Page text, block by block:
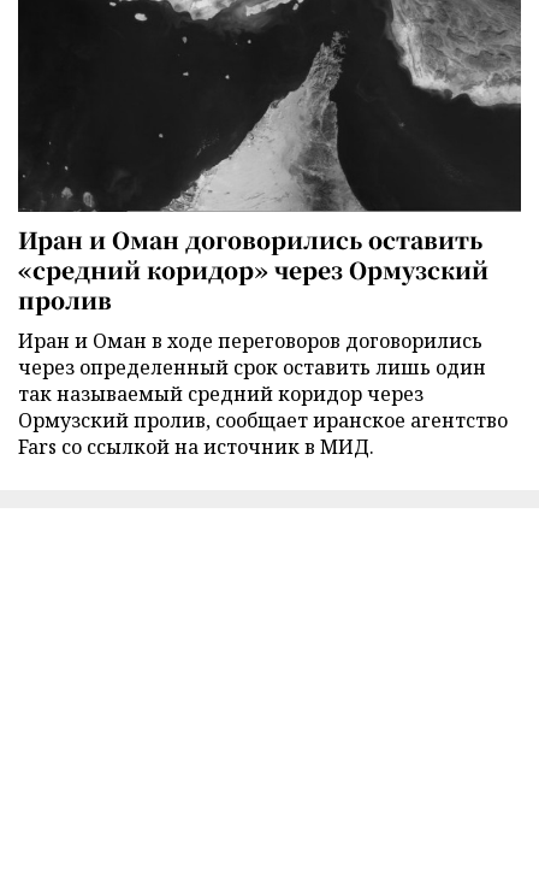
Иран и Оман договорились оставить
«средний коридор» через Ормузский
пролив
Иран и Оман в ходе переговоров договорились
через определенный срок оставить лишь один
так называемый средний коридор через
Ормузский пролив, сообщает иранское агентство
Fars со ссылкой на источник в МИД.